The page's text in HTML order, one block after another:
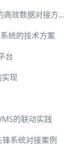
企业数据集成：旺店通与金蝶云星辰V2的高效数据对接方案
统的技术方案
台
实现
的联动实践
系统对接案例